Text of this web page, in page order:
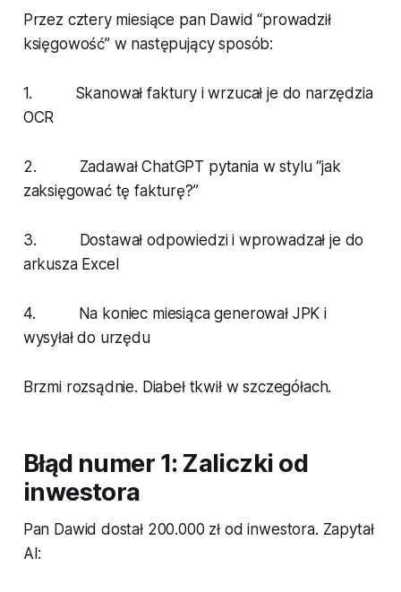
Przez cztery miesiące pan Dawid “prowadził
księgowość” w następujący sposób:
1. Skanował faktury i wrzucał je do narzędzia
OCR
2. Zadawał ChatGPT pytania w stylu “jak
zaksięgować tę fakturę?”
3. Dostawał odpowiedzi i wprowadzał je do
arkusza Excel
4. Na koniec miesiąca generował JPK i
wysyłał do urzędu
Brzmi rozsądnie. Diabeł tkwił w szczegółach.
Błąd numer 1: Zaliczki od
inwestora
Pan Dawid dostał 200.000 zł od inwestora. Zapytał
AI: